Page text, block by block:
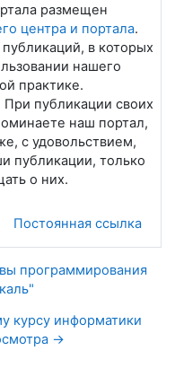
размещен
центра и портала.
в которых
нашего
практике.
публикации своих
наш портал,
с удовольствием,
публикации, только
о них.
Постоянная ссылка
программирования
курсу информатики
→